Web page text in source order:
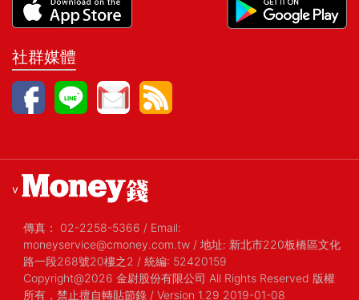
社群媒體
v
傳真： 02-2258-5366 / Email:
moneyservice@cmoney.com.tw / 地址: 新北市220板橋區文化
路一段268號20樓之2 / 統編: 52420159
Copyright@2026 金尉股份有限公司 All Rights Reserved 版權
所有，禁止擅自轉貼節錄 / Version 1.29 2019-01-08